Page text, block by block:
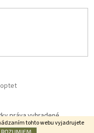
tohto webu vyjadrujete
ROZUMIEM
práva vyhradené.